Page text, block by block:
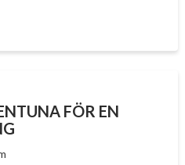
FÖR EN